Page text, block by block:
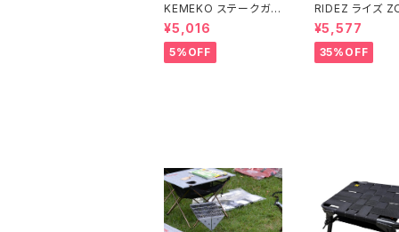
KEMEKO ステークガー
ド 4枚セット キャンピン
グセーフティーアイテム
¥5,016
5%OFF
RIDEZ ライズ
ヴィー アラーム
ロック ZHL 盗
報付きバイクロ
¥5,577
35%OFF